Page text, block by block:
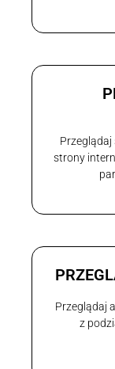
Przeglądaj
strony
Przeglądaj
z